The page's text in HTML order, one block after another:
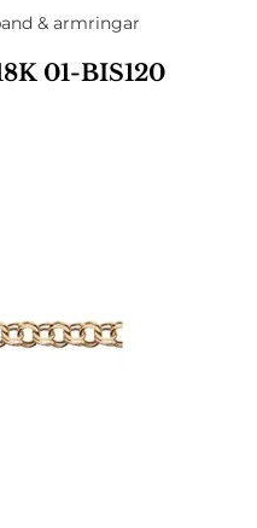
& armringar
01-BIS120